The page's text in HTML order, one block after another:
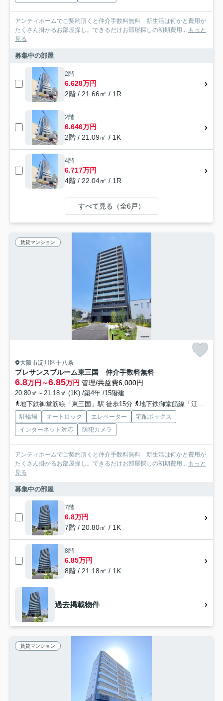
アンティホームでご契約頂くと仲介手数料無料 新生活は何かと費用が
たくさん掛かるお部屋探し。できるだけお部屋探しの初期費用...
もっと
見る
募集中の部屋
2階
6.628万円
2階 / 21.66㎡ / 1R
2階
6.646万円
2階 / 21.09㎡ / 1K
4階
6.717万円
4階 / 22.04㎡ / 1R
すべて見る（全6戸）
賃貸マンション
大阪市淀川区十八条
プレサンスブルーム東三国 仲介手数料無料
6.8万円～6.85万円 管理/共益費6,000円
20.80㎡～21.18㎡ (1K) /築4年 /15階建
地下鉄御堂筋線「東三国」駅 徒歩15分
地下鉄御堂筋線「江坂」駅 徒歩20分
駐輪場 オートロック エレベーター
宅配ボックス
インターネット対応
防犯カメラ
アンティホームでご契約頂くと仲介手数料無料 新生活は何かと費用が
たくさん掛かるお部屋探し。できるだけお部屋探しの初期費用...
もっと
見る
募集中の部屋
7階
6.8万円
7階 / 20.80㎡ / 1K
8階
6.85万円
8階 / 21.18㎡ / 1K
過去掲載物件
賃貸マンション